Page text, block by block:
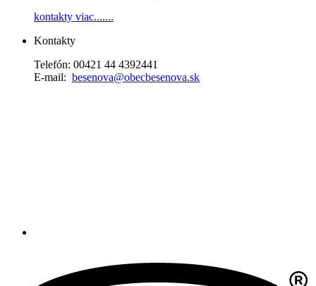
kontakty viac.......
Kontakty
Telefón: 00421 44 4392441
E-mail: besenova@obecbesenova.sk